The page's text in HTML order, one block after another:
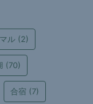
ル (2)
(70)
合宿 (7)